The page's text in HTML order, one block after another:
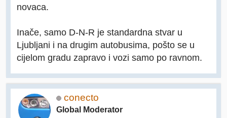
novaca.
Inače, samo D-N-R je standardna stvar u
Ljubljani i na drugim autobusima, pošto se u
cijelom gradu zapravo i vozi samo po ravnom.
conecto
Global Moderator